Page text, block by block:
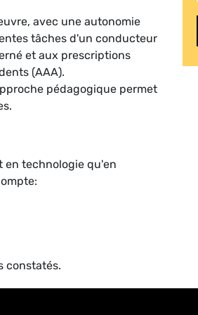
avec une autonomie
tâches d'un conducteur
et aux prescriptions
(AAA).
pédagogique permet
en technologie qu'en
constatés.